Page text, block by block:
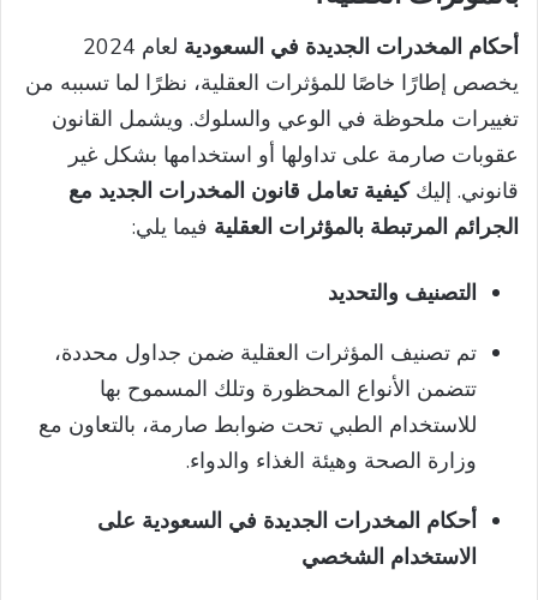
أحكام المخدرات الجديدة في السعودية
لعام 2024
يخصص إطارًا خاصًا للمؤثرات العقلية، نظرًا لما تسببه من
تغييرات ملحوظة في الوعي والسلوك. ويشمل القانون
عقوبات صارمة على تداولها أو استخدامها بشكل غير
قانوني. إليككيفية تعامل قانون المخدرات الجديد مع
الجرائم المرتبطة بالمؤثرات العقلية فيما يلي:
التصنيف والتحديد
تم تصنيف المؤثرات العقلية ضمن جداول محددة،
تتضمن الأنواع المحظورة وتلك المسموح بها
للاستخدام الطبي تحت ضوابط صارمة، بالتعاون مع
وزارة الصحة وهيئة الغذاء والدواء.
أحكام المخدرات الجديدة في السعودية على
الاستخدام الشخصي